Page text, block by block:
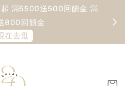
滿5500送500回饋金 滿
800回饋金
在去逛